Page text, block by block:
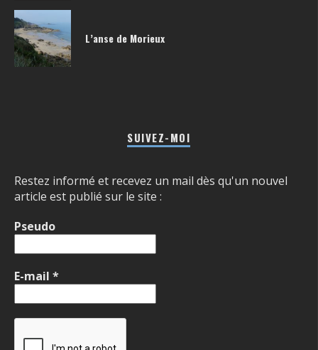
L’anse de Morieux
SUIVEZ-MOI
Restez informé et recevez un mail dès qu'un nouvel
article est publié sur le site :
Pseudo
E-mail *